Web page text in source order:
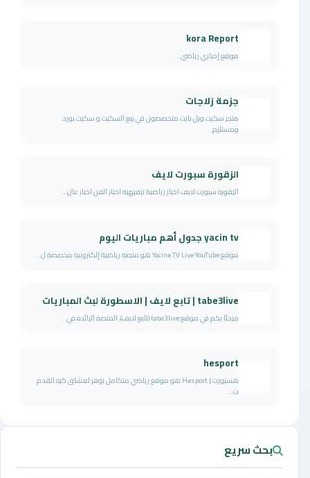
kora Report
موقع إخباري رياضي...
جزمة زلاجات
متجر سكيت ويل بايت متخصصون في بيع السكيت و سكيت بورد
ومستلزم...
الزقورة سبورت لايف
الزقورة سبورت لايف اخبار رياضية ترفيهية اخبار الفن اخبار عال...
yacin tv جدول أهم مباريات اليوم
موقع Yacine TV Live YouTube هو منصة رياضية إلكترونية مخصصة ل...
tabe3live | تابع لايف | الاسطورة لبث المباريات
مرحبًا بكم في موقع taba3live (تابع لايف)، المنصة الرائدة في ...
hesport
هسبورت | Hesport هو موقع رياضي متكامل يوفر لعشاق كرة القدم
ت...
بحث سريع